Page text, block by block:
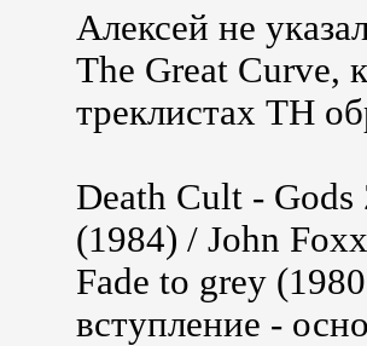
Алексей не
The Great Curve,
треклистах TH
Death Cult -
(1984) / John
Fade to grey
вступление -